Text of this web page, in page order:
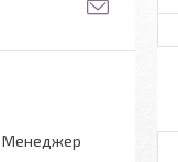
Менеджер